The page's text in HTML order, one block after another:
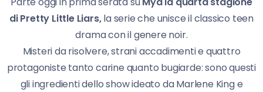
di Pretty Little Liars,la serie che unisce il classico teen
drama con il genere noir.
Misteri da risolvere, strani accadimenti e quattro
protagoniste tanto carine quanto bugiarde: sono questi
gli ingredienti dello show ideato da Marlene King e